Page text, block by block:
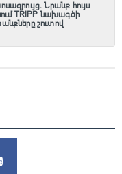
Նրանք հույս
TRIPP նախագծի
շուտով